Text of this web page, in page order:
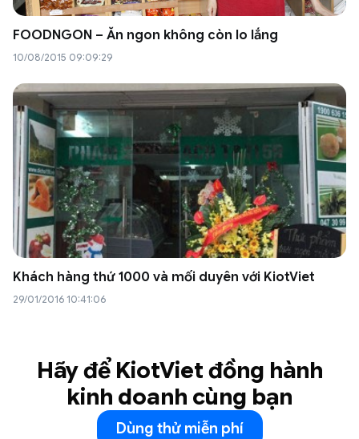
FOODNGON – Ăn ngon không còn lo lắng
10/08/2015 09:09:29
Khách hàng thứ 1000 và mối duyên với KiotViet
29/01/2016 10:41:06
Hãy để KiotViet đồng hành
kinh doanh cùng bạn
Dùng thử miễn phí